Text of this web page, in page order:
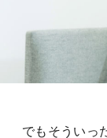
でもそういっ